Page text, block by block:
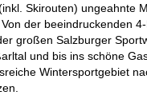
Skirouten) ungeahnte
der beeindruckenden
großen Salzburger
und bis ins schöne
Wintersportgebiet